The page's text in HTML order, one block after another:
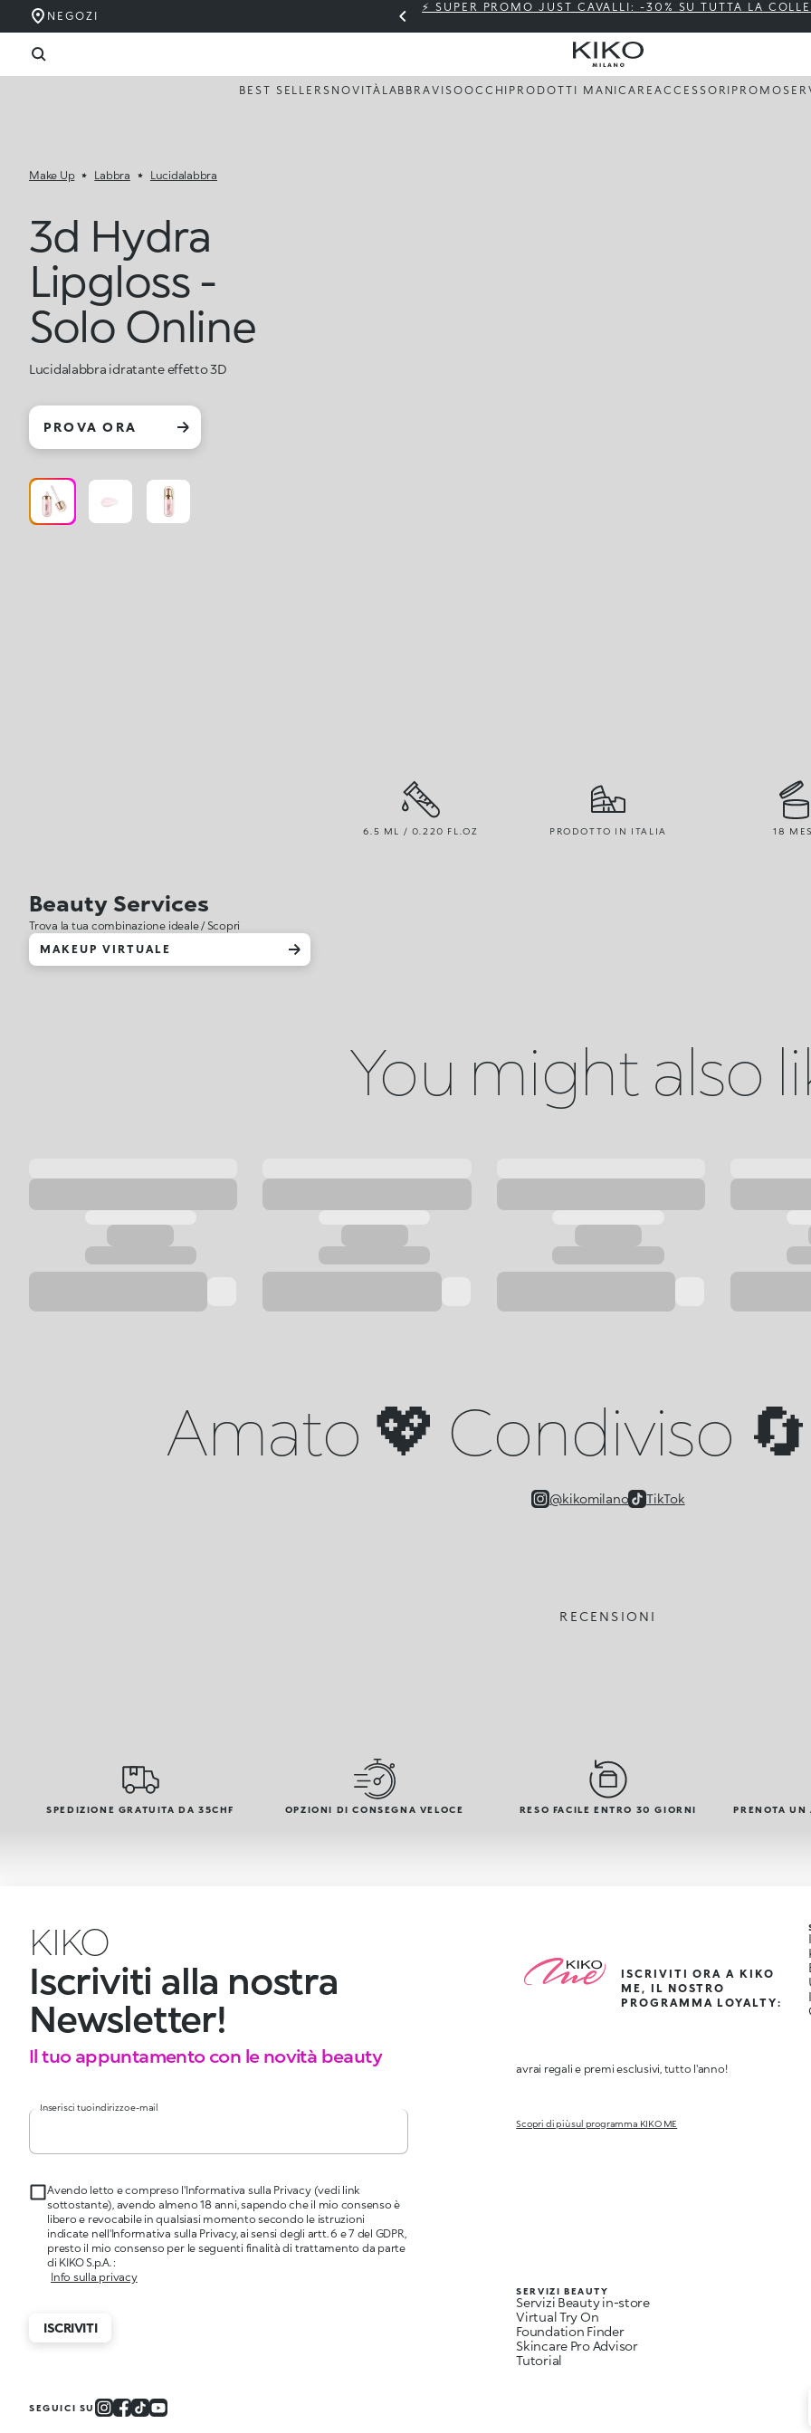
NEGOZI
⚡ SUPER PROMO JUST CAVALLI: -30% SU TUTTA LA
BEST SELLERS NOVITÀ LABBRAVISOOCCHI PRODOTTI MANICAREACCESSORI PROMO
Make Up Labbra Lucidalabbra
3d Hydra
Lipgloss -
Solo Online
Lucidalabbra idratante effetto 3D
PROVA ORA
6.5 ML / 0.220 FL.OZ PRODOTTO IN ITALIA 18
Beauty Services
Trova la tua combinazione ideale / Scopri
MAKEUP VIRTUALE
You might also
Amato 💖 Condiviso
@kikomilano TikTok
RECENSIONI
SPEDIZIONE GRATUITA DA 35CHF OPZIONI DI CONSEGNA VELOCE RESO FACILE ENTRO 30 GIORNI PRENOTA UN
KIKO
Iscriviti alla nostra
Newsletter!
Il tuo appuntamento con le novità beauty
Inserisci tuo indirizzo e-mail
Avendo letto e compreso l'Informativa sulla Privacy (vedi link
sottostante), avendo almeno 18 anni, sapendo che il mio consenso è
libero e revocabile in qualsiasi momento secondo le istruzioni
indicate nell'Informativa sulla Privacy, ai sensi degli artt. 6 e 7 del GDPR,
presto il mio consenso per le seguenti finalità di trattamento da parte
di KIKO S.p.A. :
Info sulla privacy
ISCRIVITI
ISCRIVITI ORA A KIKO
ME, IL NOSTRO
PROGRAMMA LOYALTY:
avrai regali e premi esclusivi, tutto l'anno!
Scopri di più sul programma KIKO ME
SERVIZI BEAUTY
Servizi Beauty in-store
Virtual Try On
Foundation Finder
Skincare Pro Advisor
Tutorial
SEGUICI SU